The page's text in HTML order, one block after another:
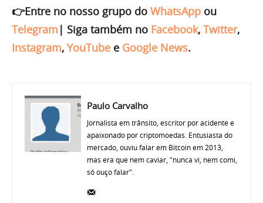
👉Entre no nosso grupo do WhatsApp ou
Telegram | Siga também no Facebook, Twitter,
Instagram, YouTube e Google News.
Paulo Carvalho
Jornalista em trânsito, escritor por acidente e
apaixonado por criptomoedas. Entusiasta do
mercado, ouviu falar em Bitcoin em 2013,
mas era que nem caviar, "nunca vi, nem comi,
só ouço falar".